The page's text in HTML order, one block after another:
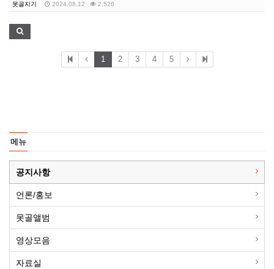
못골지기 2024.08.12 2,526
1 2 3 4 5
메뉴
공지사항
언론/홍보
못골앨범
영상모음
자료실